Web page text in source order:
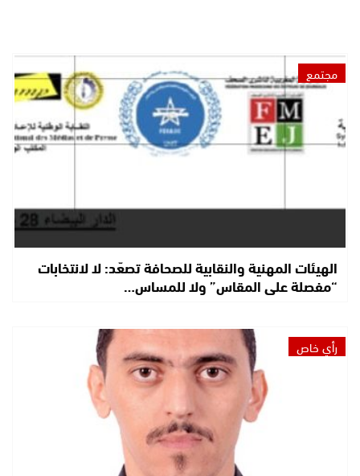
مجتمع
الهيئات المهنية والنقابية للصحافة تصعّد: لا لانتخابات
“مفصلة على المقاس” ولا للمساس…
رأي خاص